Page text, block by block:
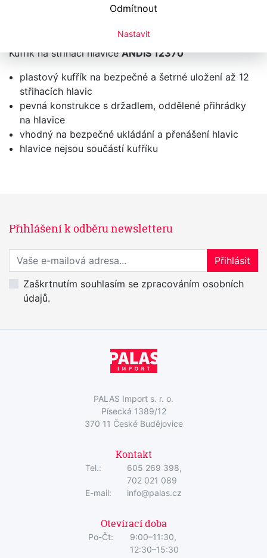
Odmítnout
Nastavit
Kufřík na střihací hlaviceANDIS 12370
plastový kufřík na bezpečné a šetrné uložení až 12
střihacích hlavic
pevná konstrukce s držadlem, oddělené přihrádky
na hlavice
vhodný na bezpečné ukládání a přenášení hlavic
hlavice nejsou součástí kufříku
Přihlášení k odběru newsletteru
Přihlaste se k odběru novinek
Přihlásit
Zaškrtnutím souhlasím se zpracováním osobních
údajů.
PALAS Import s. r. o.
Písecká 1389/12
370 11 České Budějovice
Kontakt
Tel.:
605 269 398,
702 021 089
E-mail:
info@palas.cz
Otevírací doba
Po-Čt:
9:00–11:30,
12:30–15:30